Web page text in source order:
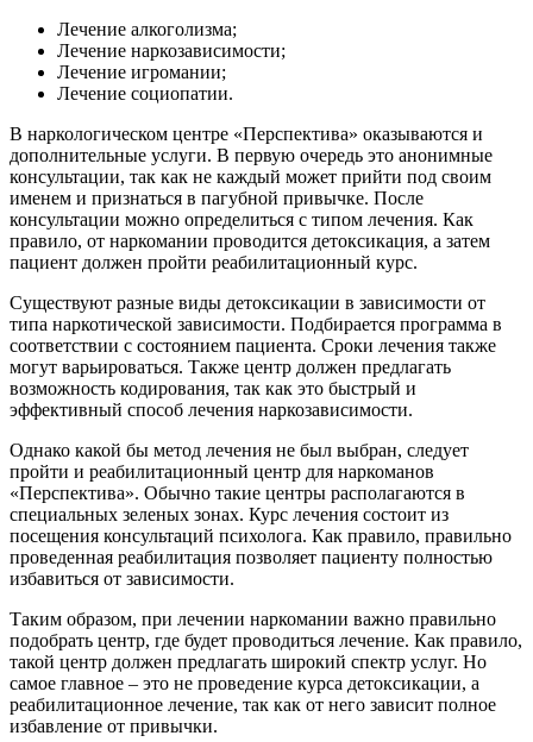
Лечение алкоголизма;
Лечение наркозависимости;
Лечение игромании;
Лечение социопатии.
В наркологическом центре «Перспектива» оказываются и
дополнительные услуги. В первую очередь это анонимные
консультации, так как не каждый может прийти под своим
именем и признаться в пагубной привычке. После
консультации можно определиться с типом лечения. Как
правило, от наркомании проводится детоксикация, а затем
пациент должен пройти реабилитационный курс.
Существуют разные виды детоксикации в зависимости от
типа наркотической зависимости. Подбирается программа в
соответствии с состоянием пациента. Сроки лечения также
могут варьироваться. Также центр должен предлагать
возможность кодирования, так как это быстрый и
эффективный способ лечения наркозависимости.
Однако какой бы метод лечения не был выбран, следует
пройти и реабилитационный центр для наркоманов
«Перспектива». Обычно такие центры располагаются в
специальных зеленых зонах. Курс лечения состоит из
посещения консультаций психолога. Как правило, правильно
проведенная реабилитация позволяет пациенту полностью
избавиться от зависимости.
Таким образом, при лечении наркомании важно правильно
подобрать центр, где будет проводиться лечение. Как правило,
такой центр должен предлагать широкий спектр услуг. Но
самое главное – это не проведение курса детоксикации, а
реабилитационное лечение, так как от него зависит полное
избавление от привычки.